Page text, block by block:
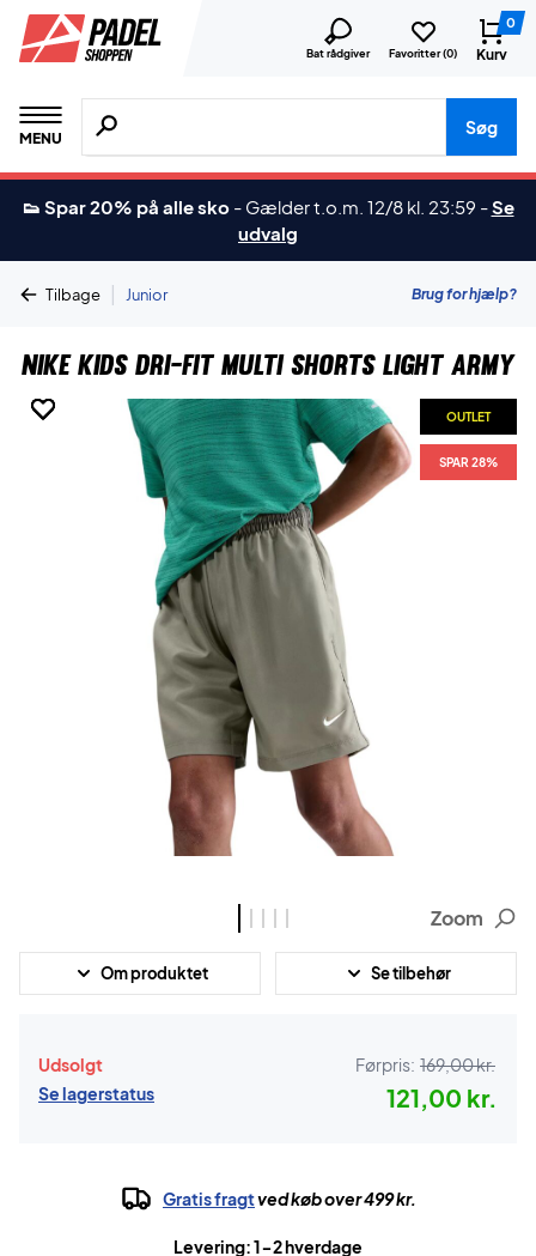
Bat rådgiver Favoritter (0)
0
Kurv
MENU
Søg efter produkter, mærker etc.
Søg
👟 Spar 20% på alle sko - Gælder t.o.m. 12/8 kl. 23:59 -Se
udvalg
Tilbage | Junior Brug for hjælp?
Nike Kids Dri-FIT Multi Shorts Light Army
OUTLET
SPAR 28%
OUTLET
SPAR 28%
OUTLET
SPAR 28%
OUTLET
SPAR 28%
OUTLET
SPAR 28%
Zoom
Om produktet Se tilbehør
Udsolgt
Se lagerstatus
Førpris: 169,00 kr.
121,00 kr.
Gratis fragtved køb over 499 kr.
Levering: 1-2 hverdage